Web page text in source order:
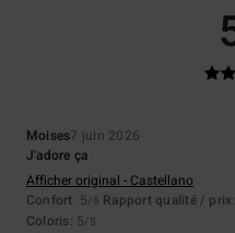
Moises7 juin 2026
J'adore ça
Afficher original - Castellano
Confort: 5/5 Rapport qualité / prix
Coloris: 5/5